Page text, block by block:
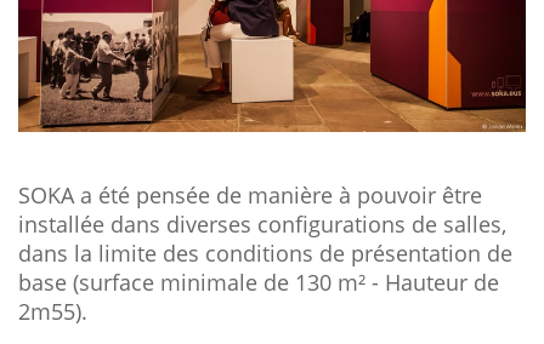
SOKA a été pensée de manière à pouvoir être
installée dans diverses configurations de salles,
dans la limite des conditions de présentation de
base (surface minimale de 130 m² - Hauteur de
2m55).